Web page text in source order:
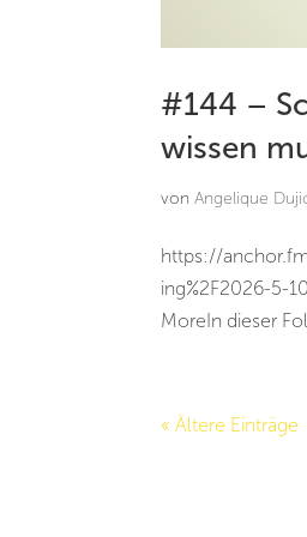
#144 –
wissen
vonAngelique
https://
ing%2F2026-5-
MoreIn dieser
« Ältere Einträge